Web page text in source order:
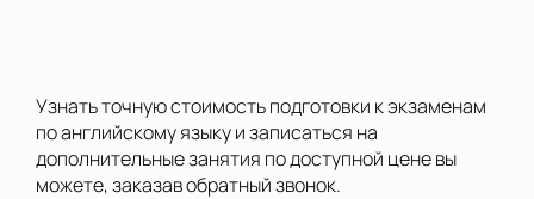
Узнать точную стоимость подготовки к экзаменам
по английскому языку и записаться на
дополнительные занятия по доступной цене вы
можете, заказав обратный звонок.